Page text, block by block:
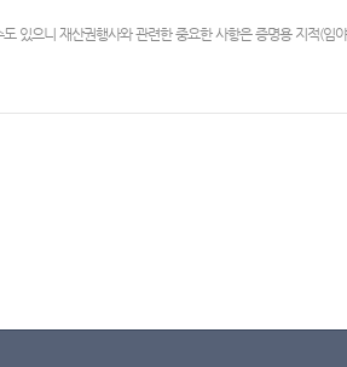
있으니 재산권행사와 관련한 중요한 사항은 증명용 지적(임